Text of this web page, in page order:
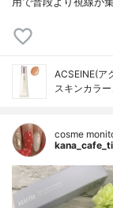
ACSEINE(ア
スキンカラ
cosme